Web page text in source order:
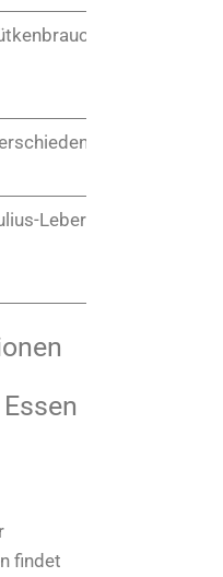
64
Standorte
Leber-Haus
findet